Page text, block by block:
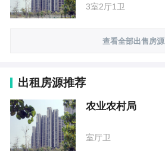
3室2厅1卫
查看全部出售房源
出租房源推荐
农业农村局
室厅卫